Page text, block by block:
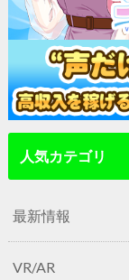
人気カテゴリ
最新情報
VR/AR